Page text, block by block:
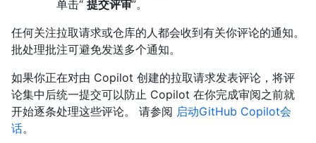
单击“ 提交评审”。
任何关注拉取请求或仓库的人都会收到有关你评论的通知。
批处理批注可避免发送多个通知。
如果你正在对由 Copilot 创建的拉取请求发表评论，将评
论集中后统一提交可以防止 Copilot 在你完成审阅之前就
开始逐条处理这些评论。 请参阅 启动GitHub Copilot会
话。